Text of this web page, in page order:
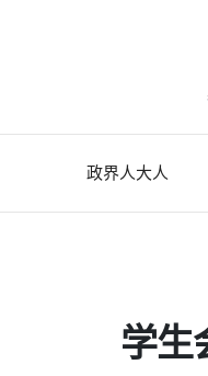
政界人大人
学生